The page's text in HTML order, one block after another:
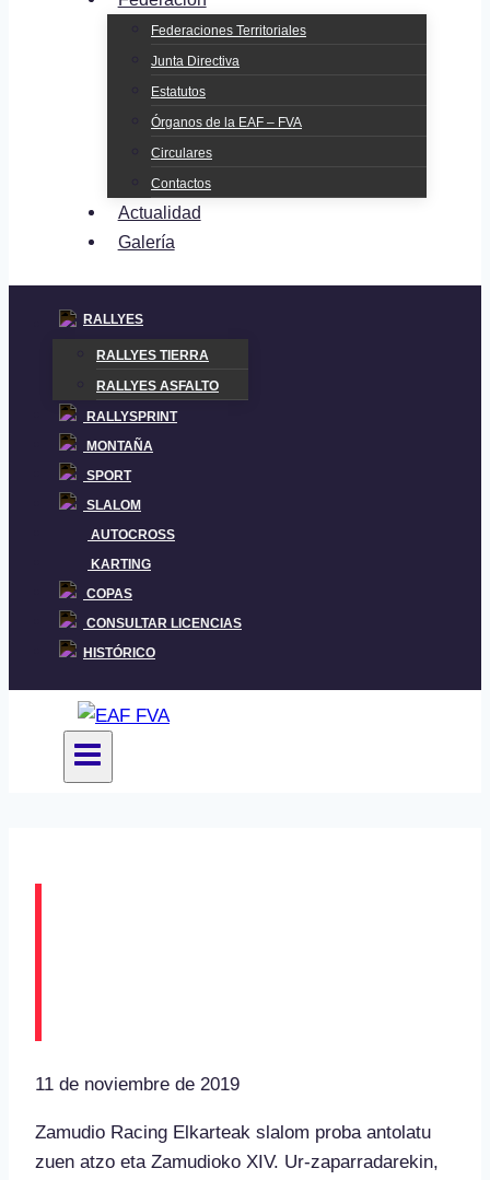
Federaciones Territoriales
Junta Directiva
Estatutos
Órganos de la EAF – FVA
Circulares
Contactos
Actualidad
Galería
RALLYES
RALLYES TIERRA
RALLYES ASFALTO
RALLYSPRINT
MONTAÑA
SPORT
SLALOM
AUTOCROSS
KARTING
COPAS
CONSULTAR LICENCIAS
HISTÓRICO
11 de noviembre de 2019
Zamudio Racing Elkarteak slalom proba antolatu
zuen atzo eta Zamudioko XIV. Ur-zaparradarekin,